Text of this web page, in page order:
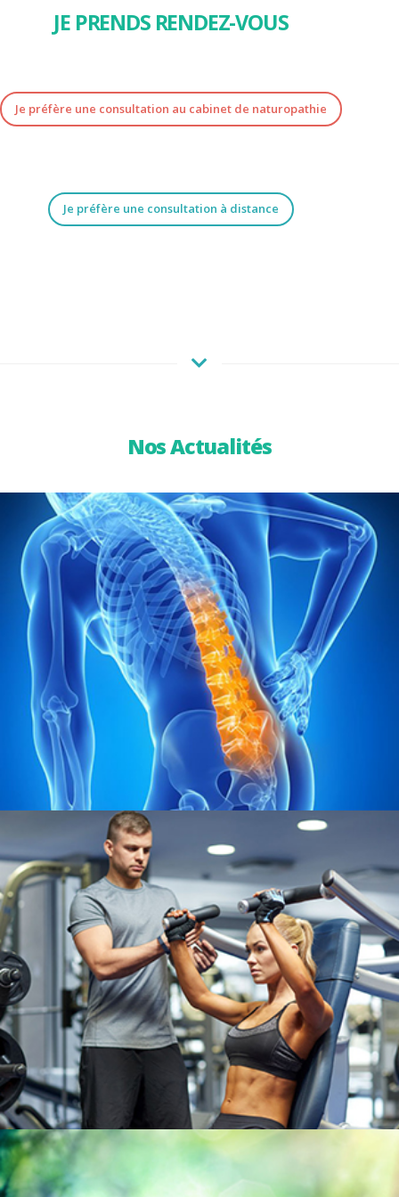
JE PRENDS RENDEZ-VOUS
Je préfère une consultation au cabinet de naturopathie
Je préfère une consultation à distance
Nos Actualités